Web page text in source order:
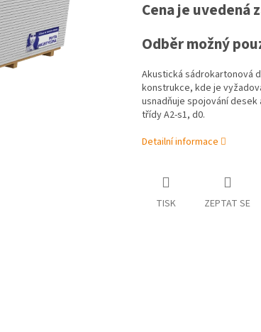
Cena je uvedená
Odběr možný
Akustická sádrokartonová
konstrukce, kde je
usnadňuje spojování
třídy A2-s1, d0.
Detailní informace
TISK ZEPTAT SE